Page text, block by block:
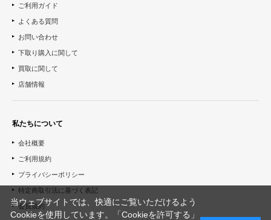
ご利用ガイド
よくある質問
お問い合わせ
下取り購入に関して
買取に関して
店舗情報
私たちについて
会社概要
ご利用規約
プライバシーポリシー
特定商取引法に基づく表記
会員規約
当ウェブサイトでは、快適にご覧いただけるよう
Cookieを使用しています。「Cookieを許可する」